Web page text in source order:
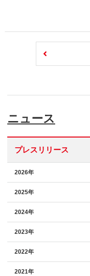
ニュース
プレスリリース
2026年
2025年
2024年
2023年
2022年
2021年